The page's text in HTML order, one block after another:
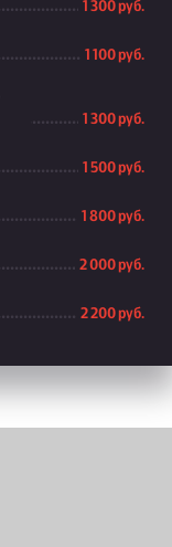
1 300 руб.
1 100 руб.
1 300 руб.
1 500 руб.
1 800 руб.
2 000 руб.
2 200 руб.